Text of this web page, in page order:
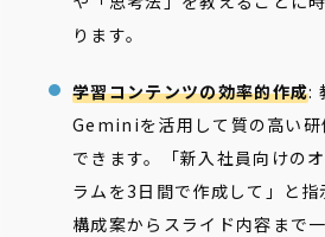
ります。
学習コンテンツの効率的作成:
Geminiを活用して質の高い研
できます。「新入社員向けの
ラムを3日間で作成して」と
構成案からスライド内容まで